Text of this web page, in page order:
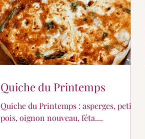
Quiche du Printemps
Quiche du Printemps : asperges, petit-
pois, oignon nouveau, féta....